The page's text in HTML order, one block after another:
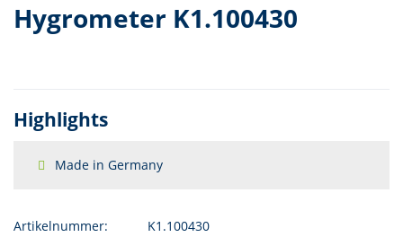
Hygrometer K1.100430
Highlights
Made in Germany
Artikelnummer: K1.100430